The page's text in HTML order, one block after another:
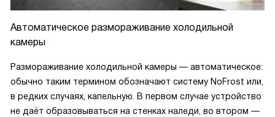
Автоматическое размораживание холодильной
камеры
Размораживание холодильной камеры — автоматическое:
обычно таким термином обозначают систему NoFrost или,
в редких случаях, капельную. В первом случае устройство
не даёт образовываться на стенках наледи, во втором —